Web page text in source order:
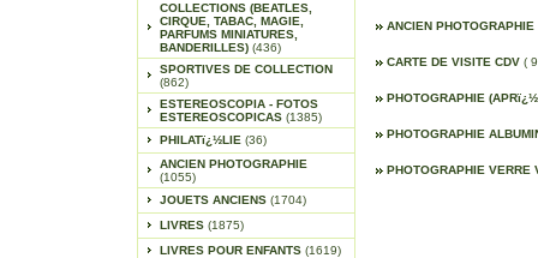
COLLECTIONS (BEATLES,
CIRQUE, TABAC, MAGIE,
PARFUMS MINIATURES,
BANDERILLES) (436)
SPORTIVES DE COLLECTION
(862)
ESTEREOSCOPIA - FOTOS
ESTEREOSCOPICAS (1385)
PHILATï¿½LIE (36)
ANCIEN PHOTOGRAPHIE
(1055)
JOUETS ANCIENS (1704)
LIVRES (1875)
LIVRES POUR ENFANTS (1619)
ANCIEN
CARTE DE VISITE CDV (
PHOTOGRAPHIE
PHOTOGRAPHIE
PHOTOGRAPHIE VERRE